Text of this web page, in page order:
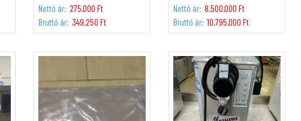
Nettó ár: 275.000 Ft
Bruttó ár: 349.250 Ft
Nettó ár: 8.500.000 Ft
Bruttó ár: 10.795.000 Ft